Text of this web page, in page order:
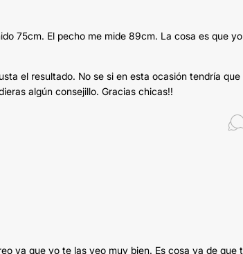
75cm. El pecho me mide 89cm. La cosa es que
el resultado. No se si en esta ocasión tendría que
algún consejillo. Gracias chicas!!
ya que yo te las veo muy bien. Es cosa ya de que